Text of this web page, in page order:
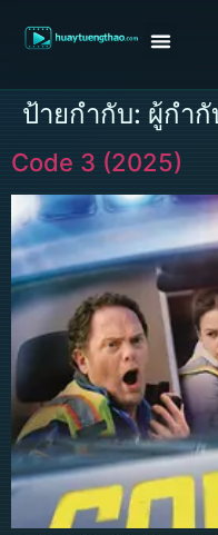
ป้ายกำกับ: ผู้กำ
Code 3 (2025)